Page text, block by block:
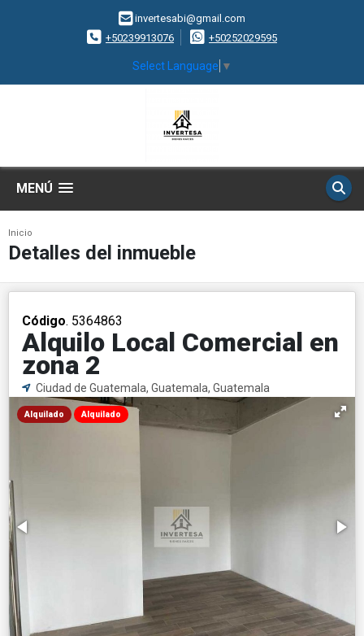
invertesabi@gmail.com
+50239913076
+50252029595
Select Language ▼
MENÚ
Inicio
Detalles del inmueble
Código. 5364863
Alquilo Local Comercial en
zona 2
Ciudad de Guatemala, Guatemala, Guatemala
Alquilado Alquilado